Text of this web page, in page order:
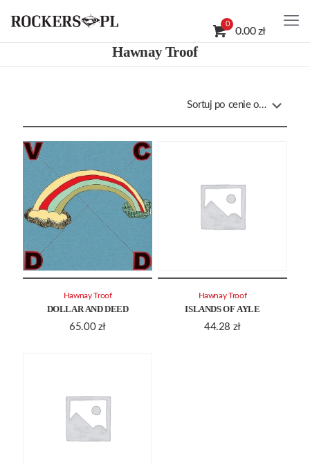
0
0.00 zł
Hawnay Troof
DOLLAR AND DEED
65.00 zł
Hawnay Troof
ISLANDS OF AYLE
44.28 zł
Hawnay Troof